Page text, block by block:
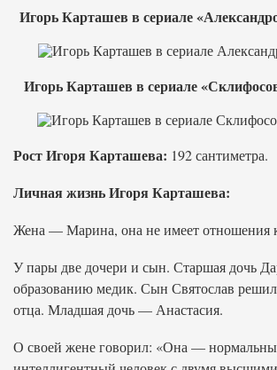
Игорь Карташев в сериале
Игорь Карташев в сериале
Рост Игоря Карташева: 192 сантиметра.
Личная жизнь Игоря Карташева:
Жена — Марина, она не имеет отношения
У пары две дочери и сын. Старшая дочь
образованию медик. Сын Святослав
отца. Младшая дочь — Анастасия.
О своей жене говорил: «Она —